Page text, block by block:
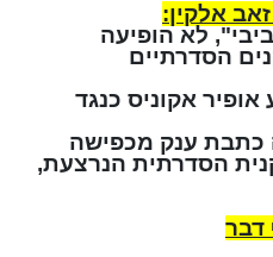
אלקין:
לא הופיעה
הסדרתיים
אקוניס כנגד
כתבת ענק מכפישה
הסדרתית הנרצעת,
דבר